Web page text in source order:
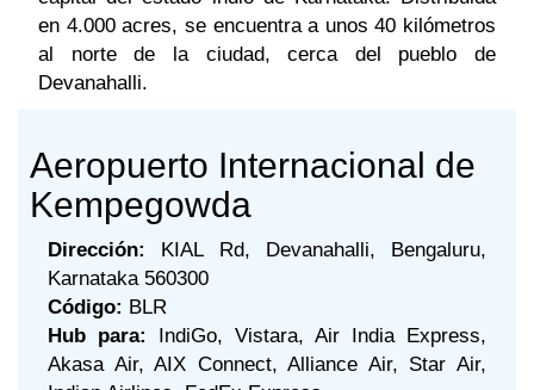
en 4.000 acres, se encuentra a unos 40 kilómetros
al norte de la ciudad, cerca del pueblo de
Devanahalli.
Aeropuerto Internacional de
Kempegowda
Dirección:
KIAL Rd, Devanahalli, Bengaluru,
Karnataka 560300
Código: BLR
Hub para:
IndiGo, Vistara, Air India Express,
Akasa Air, AIX Connect, Alliance Air, Star Air,